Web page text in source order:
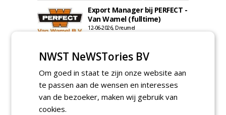
Export Manager bij PERFECT -
Van Wamel (fulltime)
12-06-2026, Dreumel
Chauffeur
landbouwmachines bij DSV
zaden Nederland B.V.
06-08-2026, Ven-Zelderheide
Kasmedewerker (fulltime) bij
DSV zaden Nederland B.V.
NWST NeWSTories BV
Om goed in staat te zijn onze website aan
te passen aan de wensen en interesses
van de bezoeker, maken wij gebruik van
cookies.